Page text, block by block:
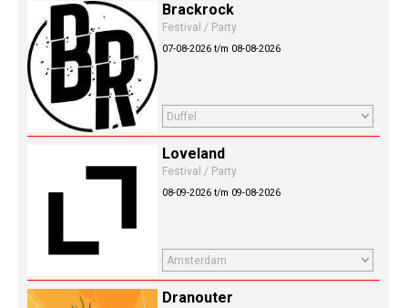
Brackrock
Festival / Party
07-08-2026 t/m 08-08-2026
Loveland
Festival / Party
08-09-2026 t/m 09-08-2026
Dranouter